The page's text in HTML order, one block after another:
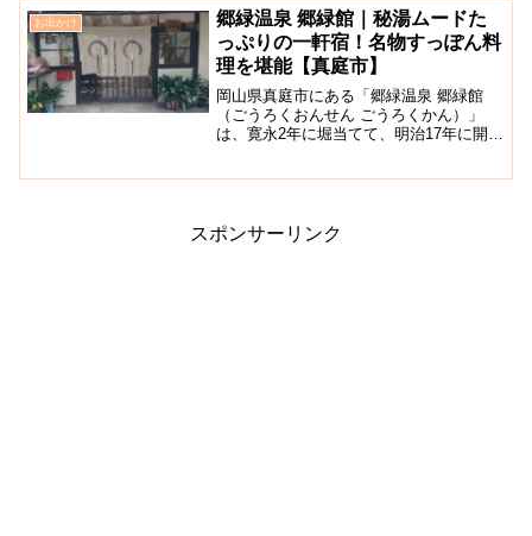
泉）で、微かに硫黄の匂いがする温泉で
す。当時、藩をかけての一大...
お出かけ
郷緑温泉 郷緑館｜秘湯ムードた
っぷりの一軒宿！名物すっぽん料
理を堪能【真庭市】
岡山県真庭市にある「郷緑温泉 郷緑館
（ごうろくおんせん ごうろくかん）」
は、寛永2年に堀当てて、明治17年に開館
スポンサーリンク